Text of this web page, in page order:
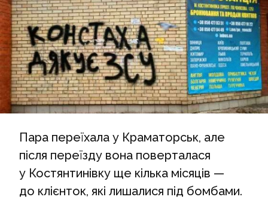
Пара переїхала у Краматорськ, але
після переїзду вона поверталася
у Костянтинівку ще кілька місяців —
до клієнток, які лишалися під бомбами.